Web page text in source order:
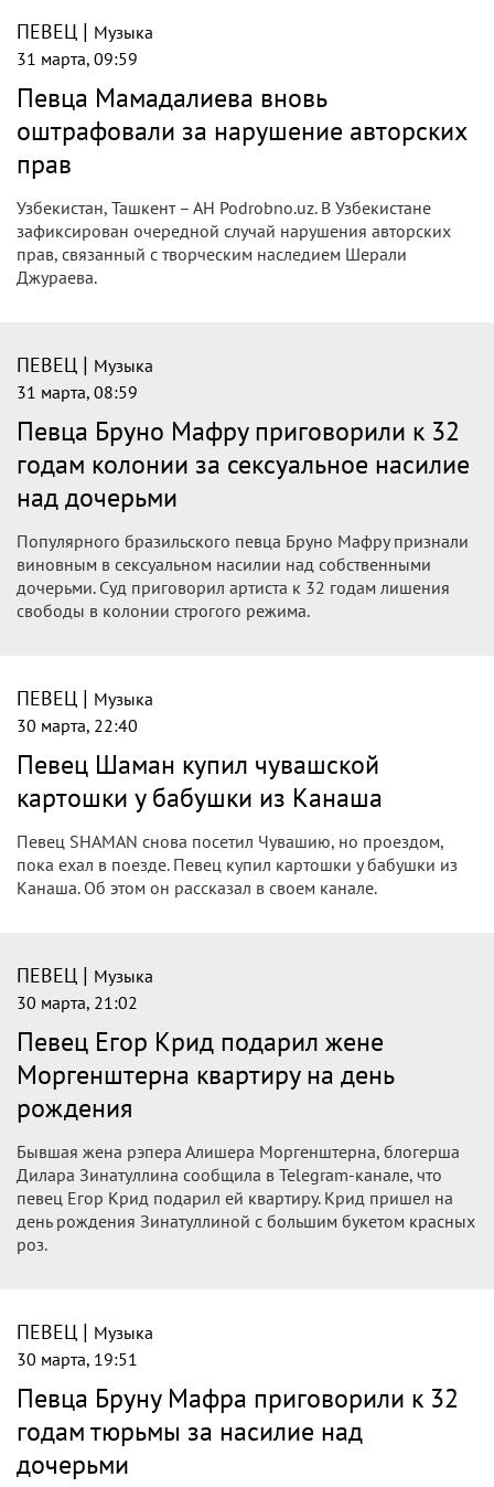
ПЕВЕЦ | Музыка
31 марта, 09:59
Певца Мамадалиева вновь
оштрафовали за нарушение авторских
прав
Узбекистан, Ташкент – АН Podrobno.uz. В Узбекистане
зафиксирован очередной случай нарушения авторских
прав, связанный с творческим наследием Шерали
Джураева.
ПЕВЕЦ | Музыка
31 марта, 08:59
Певца Бруно Мафру приговорили к 32
годам колонии за сексуальное насилие
над дочерьми
Популярного бразильского певца Бруно Мафру признали
виновным в сексуальном насилии над собственными
дочерьми. Суд приговорил артиста к 32 годам лишения
свободы в колонии строгого режима.
ПЕВЕЦ | Музыка
30 марта, 22:40
Певец Шаман купил чувашской
картошки у бабушки из Канаша
Певец SHAMAN снова посетил Чувашию, но проездом,
пока ехал в поезде. Певец купил картошки у бабушки из
Канаша. Об этом он рассказал в своем канале.
ПЕВЕЦ | Музыка
30 марта, 21:02
Певец Егор Крид подарил жене
Моргенштерна квартиру на день
рождения
Бывшая жена рэпера Алишера Моргенштерна, блогерша
Дилара Зинатуллина сообщила в Telegram-канале, что
певец Егор Крид подарил ей квартиру. Крид пришел на
день рождения Зинатуллиной с большим букетом красных
роз.
ПЕВЕЦ | Музыка
30 марта, 19:51
Певца Бруну Мафра приговорили к 32
годам тюрьмы за насилие над
дочерьми